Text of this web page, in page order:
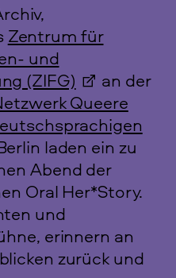
Zentrum für
und
(ZIFG)
an der
Queere
laden ein zu
Abend der
Oral Her*Story.
und
erinnern an
zurück und